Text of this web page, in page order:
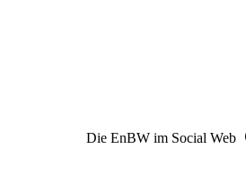
Die EnBW im Social Web